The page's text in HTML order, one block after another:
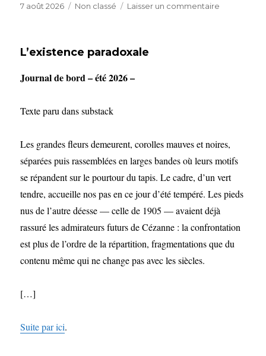
Publié
7 août 2026 Catégories
Non classé Laisser un commentaire
L’existence paradoxale
Journal de bord – été 2026 –
Texte paru dans substack
Les grandes fleurs demeurent, corolles mauves et noires,
séparées puis rassemblées en larges bandes où leurs motifs
se répandent sur le pourtour du tapis. Le cadre, d’un vert
tendre, accueille nos pas en ce jour d’été tempéré. Les pieds
nus de l’autre déesse — celle de 1905 — avaient déjà
rassuré les admirateurs futurs de Cézanne : la confrontation
est plus de l’ordre de la répartition, fragmentations que du
contenu même qui ne change pas avec les siècles.
[…]
Suite par ici.